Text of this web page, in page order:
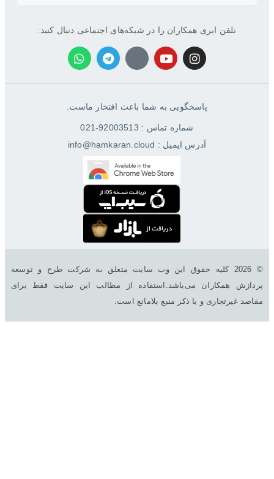
تلفن ابری همکاران را در شبکه‌های اجتماعی دنبال کنید:
پاسخگویی به شما باعث افتخار ماست.
شماره تماس : 92003513-021
آدرس ایمیل : info@hamkaran.cloud
© 2026 کليه حقوق اين وب سایت متعلق به شرکت طرح و توسعه
پردازش همکاران می‌باشد.استفاده از مطالب این سایت فقط برای
مقاصد غیرتجاری و با ذکر منبع بلامانع است.